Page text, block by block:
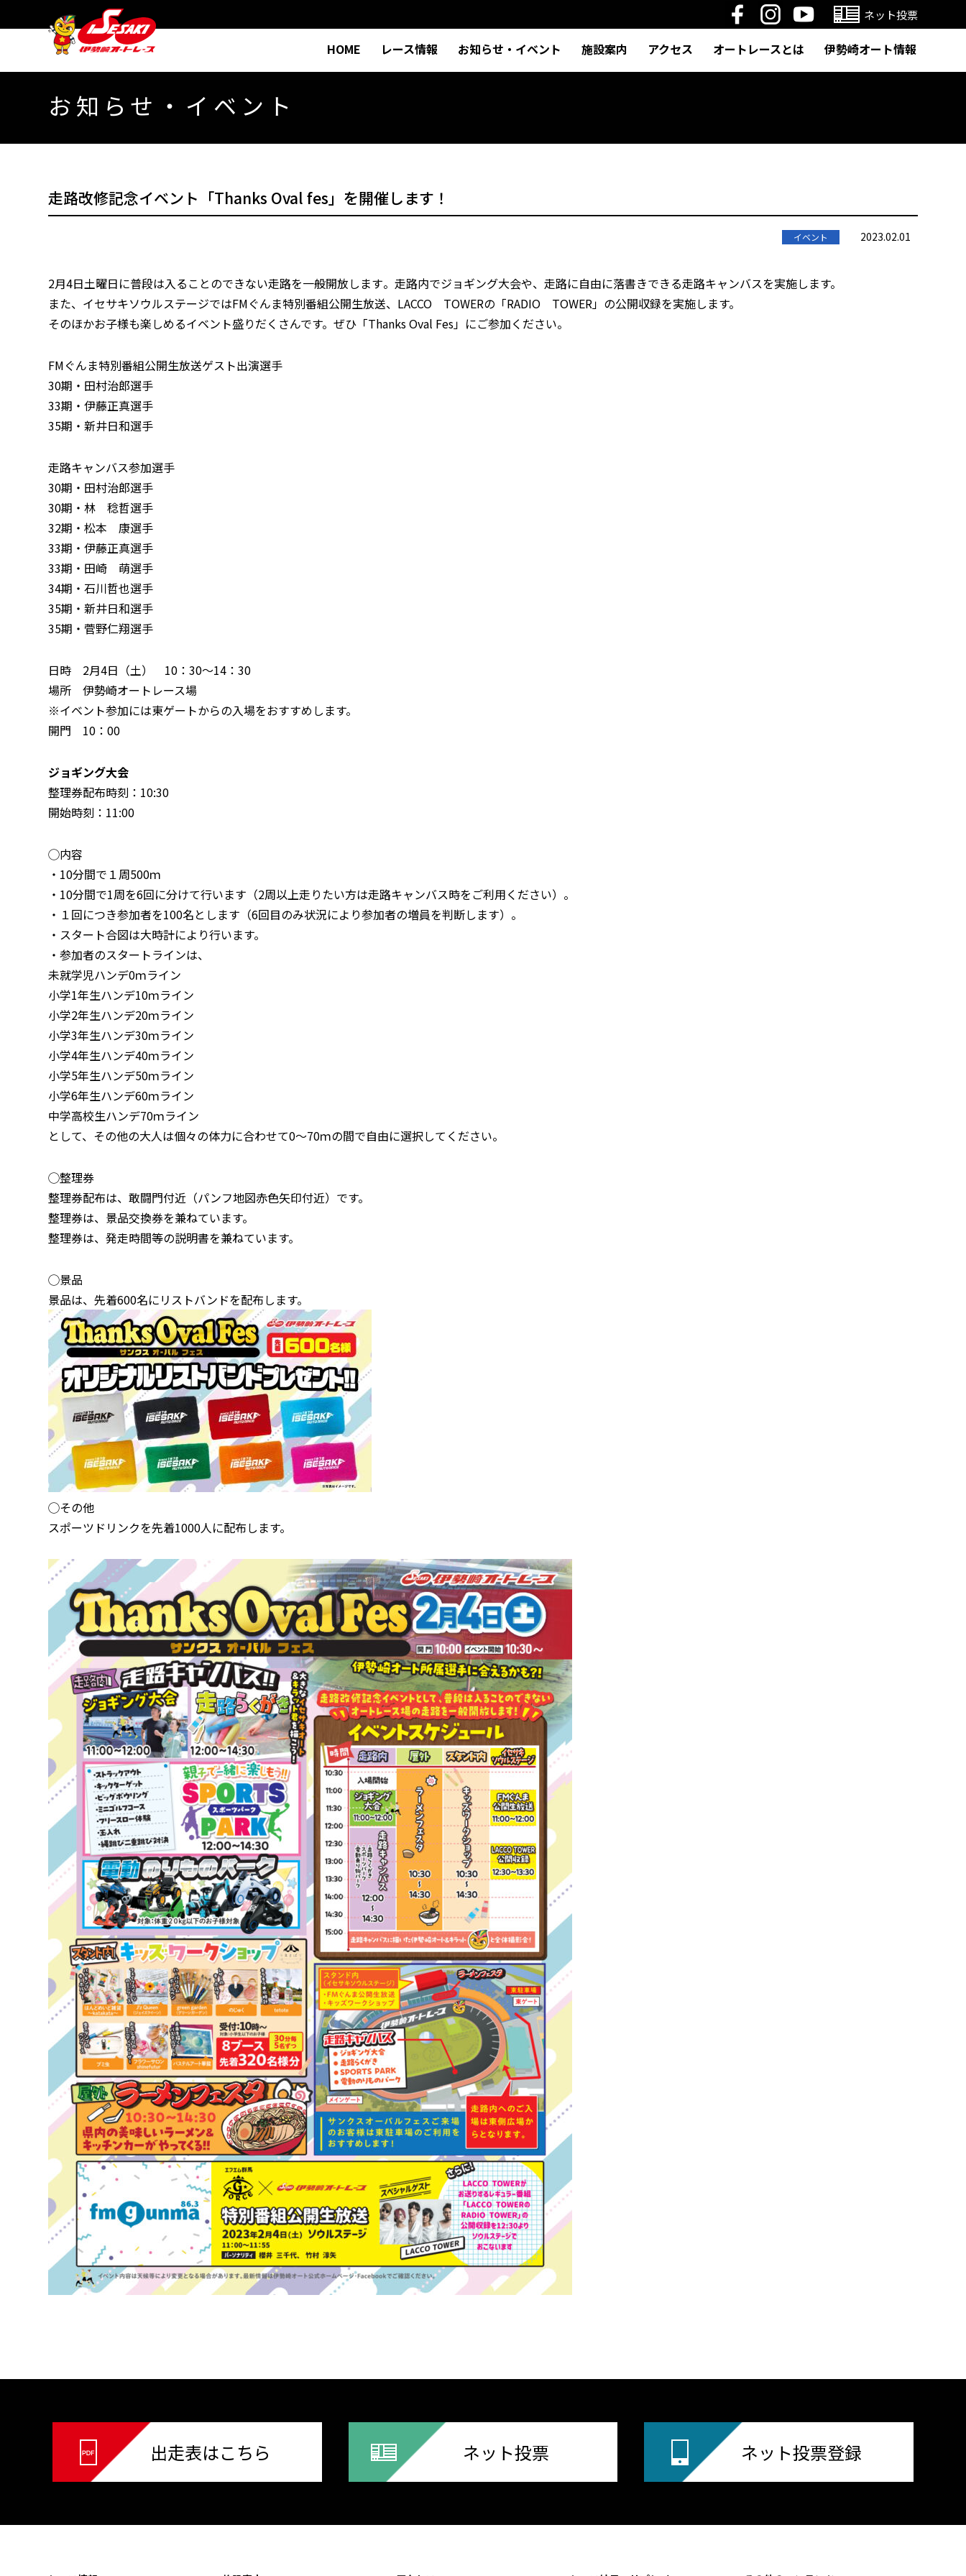
ネット投票
HOME レース情報 お知らせ・イベント 施設案内 アクセス オートレースとは 伊勢崎オート情報
お知らせ・イベント
走路改修記念イベント「Thanks Oval fes」を開催します！
イベント 2023.02.01
2月4日土曜日に普段は入ることのできない走路を一般開放します。走路内でジョギング大会や、走路に自由に落書きできる走路キャンバスを実施し ます。
また、イセサキソウルステージではFMぐんま特別番組公開生放送、LACCO TOWERの「RADIO TOWER」の公開収録を実施します。
そのほかお子様も楽しめるイベント盛りだくさんです。ぜひ「Thanks Oval Fes」にご参加ください。
FMぐんま特別番組公開生放送ゲスト出演選手
30期・田村治郎選手
33期・伊藤正真選手
35期・新井日和選手
走路キャンバス参加選手
30期・田村治郎選手
30期・林 稔哲選手
32期・松本 康選手
33期・伊藤正真選手
33期・田崎 萌選手
34期・石川哲也選手
35期・新井日和選手
35期・菅野仁翔選手
日時 2月4日（土） 10：30～14：30
場所 伊勢崎オートレース場
※イベント参加には東ゲートからの入場をおすすめします。
開門 10：00
ジョギング大会
整理券配布時刻：10:30
開始時刻：11:00
◯内容
・10分間で１周500ｍ
・10分間で1周を6回に分けて行います（2周以上走りたい方は走路キャンバス時をご利用ください）。
・１回につき参加者を100名とします（6回目のみ状況により参加者の増員を判断します）。
・スタート合図は大時計により行います。
・参加者のスタートラインは、
未就学児ハンデ0ｍライン
小学1年生ハンデ10ｍライン
小学2年生ハンデ20ｍライン
小学3年生ハンデ30ｍライン
小学4年生ハンデ40ｍライン
小学5年生ハンデ50ｍライン
小学6年生ハンデ60ｍライン
中学高校生ハンデ70ｍライン
として、その他の大人は個々の体力に合わせて0～70ｍの間で自由に選択してください。
◯整理券
整理券配布は、敢闘門付近（パンフ地図赤色矢印付近）です。
整理券は、景品交換券を兼ねています。
整理券は、発走時間等の説明書を兼ねています。
◯景品
景品は、先着600名にリストバンドを配布します。
◯その他
スポーツドリンクを先着1000人に配布します。
出走表はこちら ネット投票 ネット投票登録